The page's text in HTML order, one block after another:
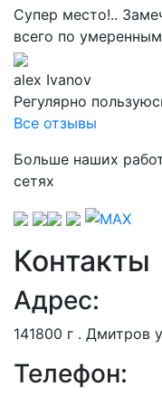
Супер место!..
всего по
alex Ivanov
Регулярно
Все отзывы
Больше наших
сетях
Контакты
Адрес:
141800 г . Дмитров
Телефон: